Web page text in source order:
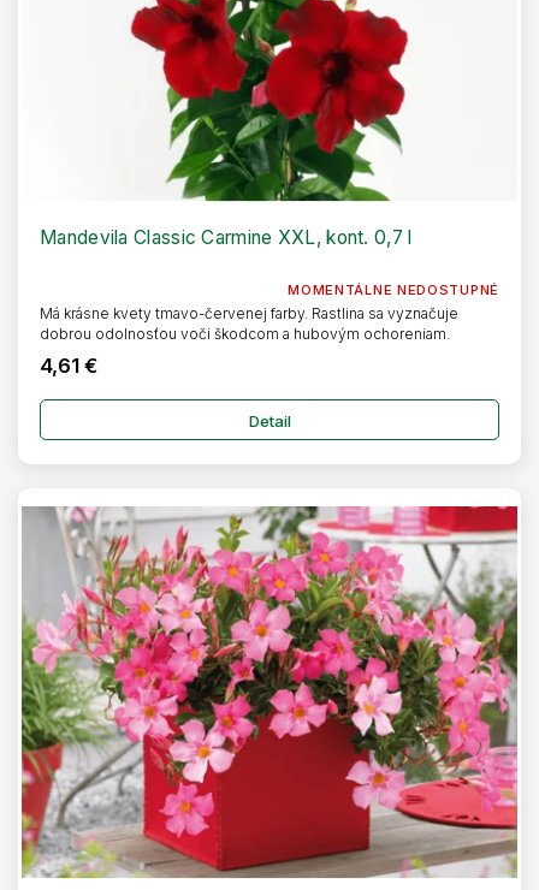
Mandevila Classic Carmine XXL, kont. 0,7 l
MOMENTÁLNE NEDOSTUPNÉ
4,61 €
Detail
Má krásne kvety tmavo-červenej farby. Rastlina sa vyznačuje
dobrou odolnosťou voči škodcom a hubovým ochoreniam.